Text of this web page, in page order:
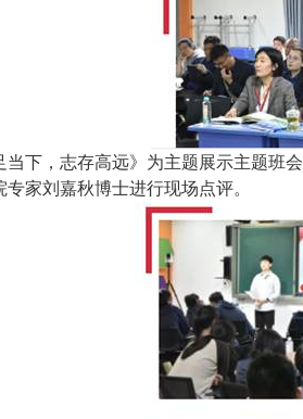
当下，志存高远》为主题展示主题班
家刘嘉秋博士进行现场点评。